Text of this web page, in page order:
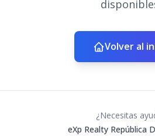
Volver al
¿Necesitas
eXp Realty República